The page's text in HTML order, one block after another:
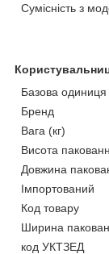
Сумісність з
Базова одиниця
Бренд
Вага (кг)
Висота
Довжина
Імпортований
Код товару
Ширина
код УКТЗЕД